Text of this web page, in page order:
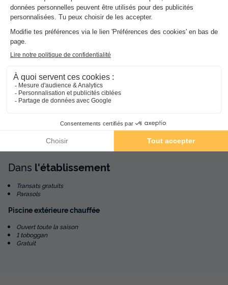
(les montants indiqués sont susceptibles d'évoluer au cours de la saison et
sont à titre indicatif, ils seront à régler sur place)
Dans l'établissement
Transats gratuits
Parasols
Piscine extérieure chauffée
Ouvert toute la saison
1 toboggan
Gratuit